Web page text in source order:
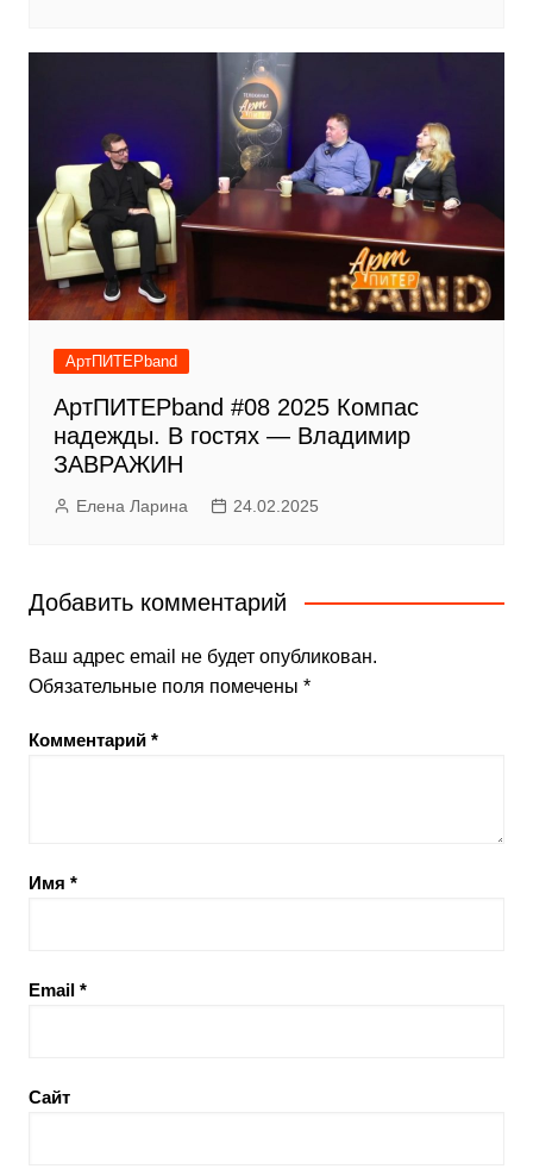
АртПИТЕРband
АртПИТЕРband #08 2025 Компас
надежды. В гостях — Владимир
ЗАВРАЖИН
Елена Ларина 24.02.2025
Добавить комментарий
Ваш адрес email не будет опубликован.
Обязательные поля помечены *
Комментарий *
Имя *
Email *
Сайт